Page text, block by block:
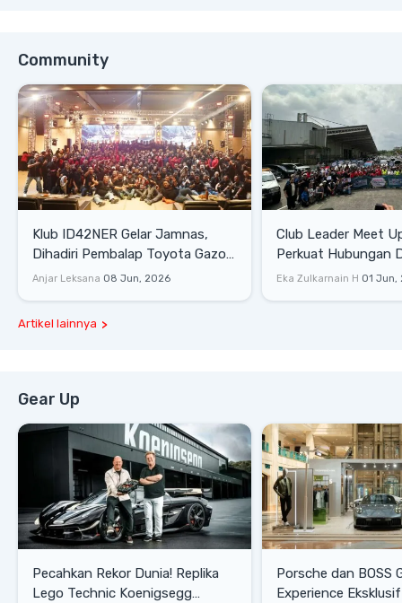
Community
Klub ID42NER Gelar Jamnas,
Dihadiri Pembalap Toyota Gazoo
Racing
Anjar Leksana 08 Jun, 2026
Club Leader Meet
Perkuat Hubungan
Dengan Komunitas
Eka Zulkarnain H 01 Jun,
Artikel lainnya
Gear Up
Pecahkan Rekor Dunia! Replika
Lego Technic Koenigsegg
Porsche dan BOSS
Experience